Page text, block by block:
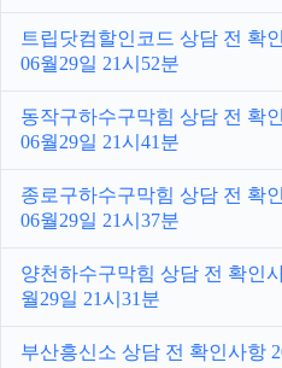
트립닷컴할인코드 상담 전 확
06월29일 21시52분
동작구하수구막힘 상담 전 확
06월29일 21시41분
종로구하수구막힘 상담 전 확
06월29일 21시37분
양천하수구막힘 상담 전 확인
월29일 21시31분
부산흥신소 상담 전 확인사항